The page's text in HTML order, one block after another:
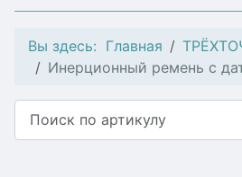
Вы здесь: Главная
Инерционный ремень с